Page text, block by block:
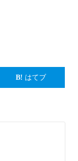
はてブ